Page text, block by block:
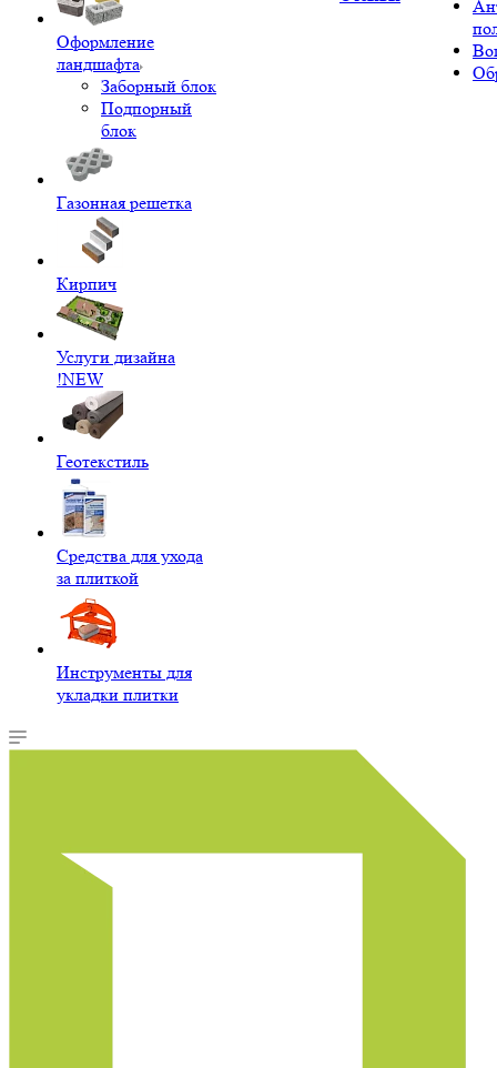
Оформление
ландшафта
Заборный блок
Подпорный
блок
Газонная решетка
Кирпич
Услуги дизайна
!NEW
Геотекстиль
Средства для ухода
за плиткой
Инструменты для
укладки плитки